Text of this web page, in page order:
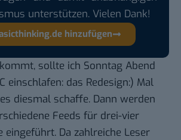
unterstützen. Vielen Dank!
hinzufügen
sollte ich Sonntag Abend
einschlafen: das Redesign:) Mal
diesmal schaffe. Dann werden
Feeds für drei-vier
eingeführt. Da zahlreiche Leser